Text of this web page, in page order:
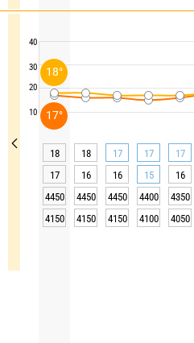
40
30
20
10
18 18 17 17 17
17
16 16 15 16
4450
4450 4450 4400 4350
4150
4150 4150 4100 4050
18°
17°